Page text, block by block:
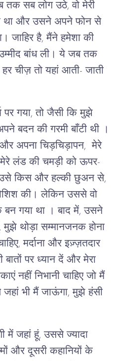
तक सब लोग उठे, वो मेरी
था और उसने अपने फोन से
जाहिर है, मैंने हमेशा की
बांध ली। ये जब तक
चीज़ तो यहां आती- जाती
पर गया, तो जैसी कि मुझे
बदन की गरमी बाँटी थी ।
अपना चिड़चिड़ापन, मेरे
लंड की चमड़ी को ऊपर-
किस और हल्की छुअन से,
की। लेकिन उससे वो
गया था । बाद में, उसने
मुझे थोड़ा सम्मानजनक होना
मर्दाना और इज़्ज़तदार
बातों पर ध्यान दें और मेरा
नहीं निभानी चाहिए जो मैं
जहां भी मैं जाऊंगा, मुझे हंसी
में जहां हूं, उससे ज्यादा
और दूसरी कहानियों के